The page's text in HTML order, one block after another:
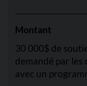
Montant
30 000$ de
demandé par
avec un